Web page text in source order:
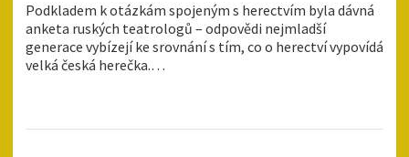
Podkladem k otázkám spojeným s herectvím byla dávná
anketa ruských teatrologů – odpovědi nejmladší
generace vybízejí ke srovnání s tím, co o herectví vypovídá
velká česká herečka.…